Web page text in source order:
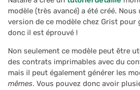
modèle (très avancé) a été créé.
version de ce modèle chez Grist pour
donc il est éprouvé !
Non seulement ce modèle peut être
des contrats imprimables avec du
mais il peut également générer les
mêmes. Vous pouvez donc avoir